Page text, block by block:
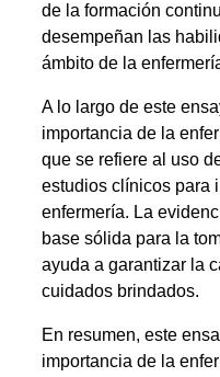
de la formación
desempeñan las
ámbito de la
A lo largo de este
importancia de la
que se refiere al uso
estudios clínicos para
enfermería. La
base sólida para la
ayuda a garantizar la
cuidados brindados.
En resumen, este
importancia de la